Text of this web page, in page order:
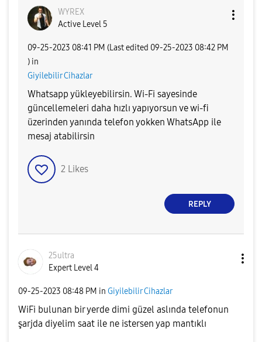
WYREX
Active Level 5
‎09-25-2023 08:41 PM (Last edited ‎09-25-2023 08:42 PM
) in
Giyilebilir Cihazlar
Whatsapp yükleyebilirsin. Wi-Fi sayesinde
güncellemeleri daha hızlı yapıyorsun ve wi-fi
üzerinden yanında telefon yokken WhatsApp ile
mesaj atabilirsin
2 Likes
REPLY
25ultra
Expert Level 4
‎09-25-2023 08:48 PM in Giyilebilir Cihazlar
WiFi bulunan bir yerde dimi güzel aslında telefonun
şarjda diyelim saat ile ne istersen yap mantıklı